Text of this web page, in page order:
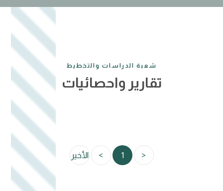
شعبة الدراسات والتخطيط
تقارير واحصائيات
<
1
> الأخير